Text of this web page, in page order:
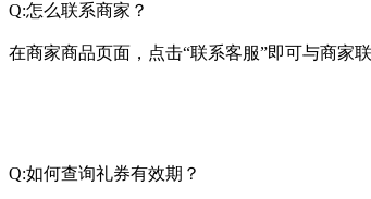
Q:怎么联系商家？
在商家商品页面，点击“联系客服”即可与商家联
Q:如何查询礼券有效期？